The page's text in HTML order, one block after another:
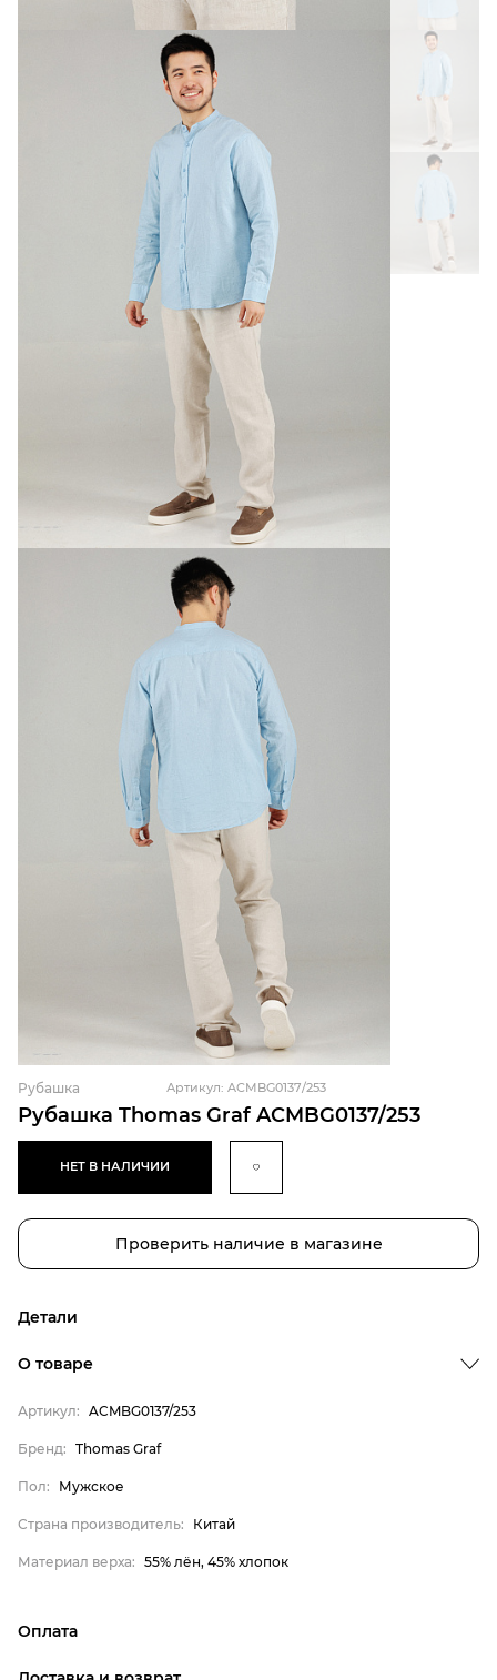
Рубашка Thomas Graf ACMBG0137/253
Рубашка Артикул: ACMBG0137/253
НЕТ В НАЛИЧИИ
Проверить наличие в магазине
Детали
Страна производитель
Материал верха
О товаре
Артикул: ACMBG0137/253
Бренд: Thomas Graf
Пол: Мужское
Страна производитель: Китай
Материал верха: 55% лён, 45% хлопок
Оплата